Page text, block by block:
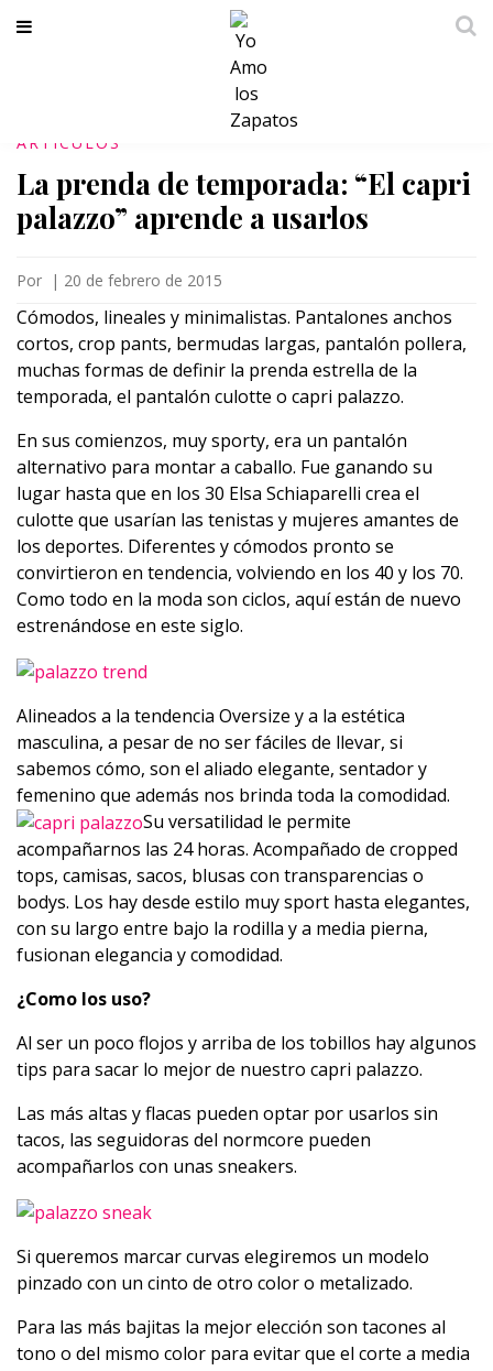
ARTICULOS
La prenda de temporada: “El capri
palazzo” aprende a usarlos
Por | 20 de febrero de 2015
Cómodos, lineales y minimalistas. Pantalones anchos
cortos, crop pants, bermudas largas, pantalón pollera,
muchas formas de definir la prenda estrella de la
temporada, el pantalón culotte o capri palazzo.
En sus comienzos, muy sporty, era un pantalón
alternativo para montar a caballo. Fue ganando su
lugar hasta que en los 30 Elsa Schiaparelli crea el
culotte que usarían las tenistas y mujeres amantes de
los deportes. Diferentes y cómodos pronto se
convirtieron en tendencia, volviendo en los 40 y los 70.
Como todo en la moda son ciclos, aquí están de nuevo
estrenándose en este siglo.
Alineados a la tendencia Oversize y a la estética
masculina, a pesar de no ser fáciles de llevar, si
sabemos cómo, son el aliado elegante, sentador y
femenino que además nos brinda toda la comodidad.
Su versatilidad le permite
acompañarnos las 24 horas. Acompañado de cropped
tops, camisas, sacos, blusas con transparencias o
bodys. Los hay desde estilo muy sport hasta elegantes,
con su largo entre bajo la rodilla y a media pierna,
fusionan elegancia y comodidad.
¿Como los uso?
Al ser un poco flojos y arriba de los tobillos hay algunos
tips para sacar lo mejor de nuestro capri palazzo.
Las más altas y flacas pueden optar por usarlos sin
tacos, las seguidoras del normcore pueden
acompañarlos con unas sneakers.
Si queremos marcar curvas elegiremos un modelo
pinzado con un cinto de otro color o metalizado.
Para las más bajitas la mejor elección son tacones al
tono o del mismo color para evitar que el corte a media